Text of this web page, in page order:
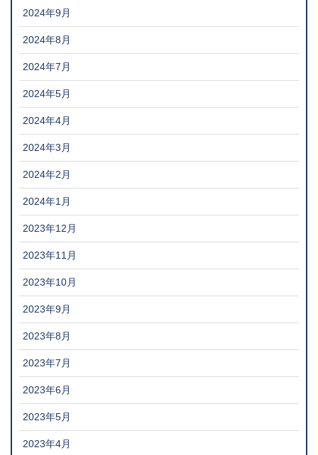
2024年9月
2024年8月
2024年7月
2024年5月
2024年4月
2024年3月
2024年2月
2024年1月
2023年12月
2023年11月
2023年10月
2023年9月
2023年8月
2023年7月
2023年6月
2023年5月
2023年4月